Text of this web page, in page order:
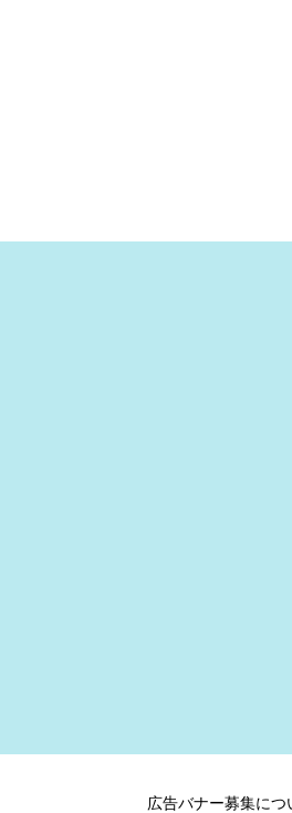
広告バナー募集につ